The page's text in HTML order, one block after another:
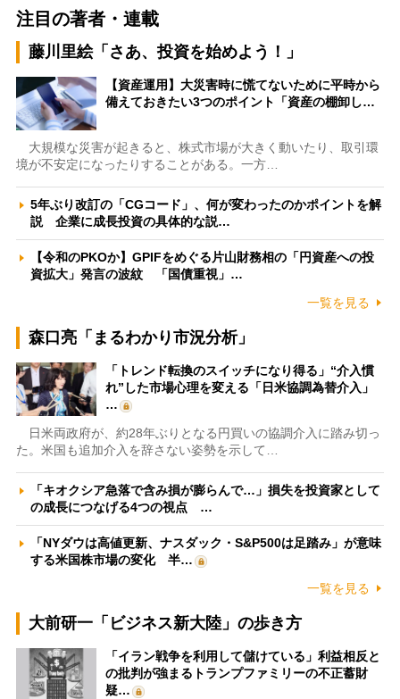
注目の著者・連載
藤川里絵「さあ、投資を始めよう！」
【資産運用】大災害時に慌てないために平時から
備えておきたい3つのポイント「資産の棚卸し…
大規模な災害が起きると、株式市場が大きく動いたり、取引環
境が不安定になったりすることがある。一方…
5年ぶり改訂の「CGコード」、何が変わったのかポイントを解
説 企業に成長投資の具体的な説…
【令和のPKOか】GPIFをめぐる片山財務相の「円資産への投
資拡大」発言の波紋 「国債重視」…
一覧を見る
森口亮「まるわかり市況分析」
「トレンド転換のスイッチになり得る」“介入慣
れ”した市場心理を変える「日米協調為替介入」
…
日米両政府が、約28年ぶりとなる円買いの協調介入に踏み切っ
た。米国も追加介入を辞さない姿勢を示して…
「キオクシア急落で含み損が膨らんで…」損失を投資家として
の成長につなげる4つの視点 …
「NYダウは高値更新、ナスダック・S&P500は足踏み」が意味
する米国株市場の変化 半…
一覧を見る
大前研一「ビジネス新大陸」の歩き方
「イラン戦争を利用して儲けている」利益相反と
の批判が強まるトランプファミリーの不正蓄財
疑…